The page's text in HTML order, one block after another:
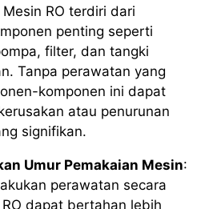
Mesin RO terdiri dari
penting seperti
filter, dan tangki
Tanpa perawatan yang
komponen ini dapat
atau penurunan
signifikan.
Umur Pemakaian Mesin:
perawatan secara
dapat bertahan lebih